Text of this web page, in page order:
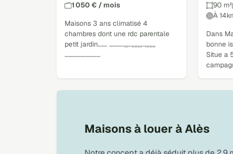
1 050 € / mois
Maisons 3 ans climatisé 4
chambres dont une rdc parentale
petit jardin……. ………..,,,..,,,,,,,..,,,,,,,
………………………
90 m²
À
Dans
bonne
Situe a
Maisons à louer à Alès